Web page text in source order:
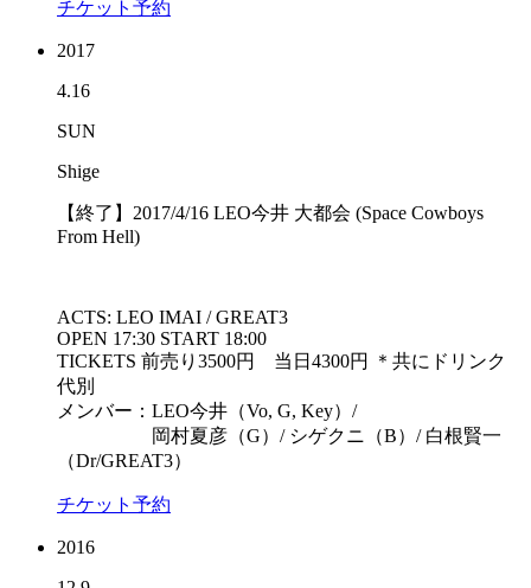
チケット予約
2017
4.16
SUN
Shige
【終了】2017/4/16 LEO今井 大都会 (Space Cowboys
From Hell)
ACTS: LEO IMAI / GREAT3
OPEN 17:30 START 18:00
TICKETS 前売り3500円 当日4300円 ＊共にドリンク
代別
メンバー：LEO今井（Vo, G, Key）/
岡村夏彦（G）/ シゲクニ（B）/ 白根賢一
（Dr/GREAT3）
チケット予約
2016